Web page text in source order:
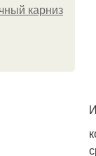
карниз